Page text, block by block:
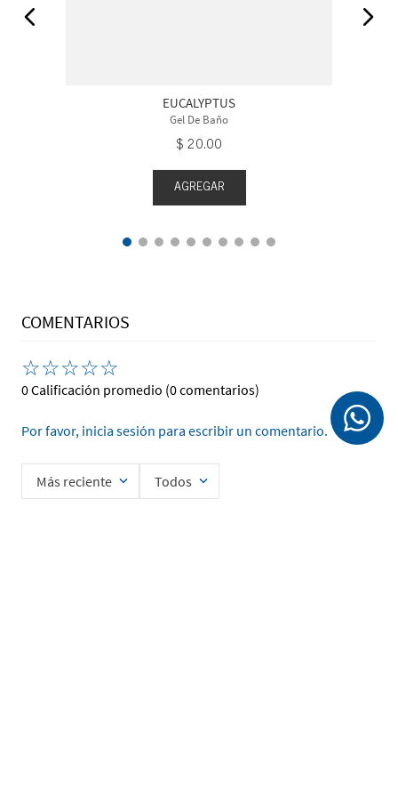
EUCALYPTUS
Gel De Baño
$ 20.00
AGREGAR
COMENTARIOS
☆☆☆☆☆
0 Calificación promedio (0 comentarios)
Por favor, inicia sesión para escribir un comentario.
Más reciente Todos